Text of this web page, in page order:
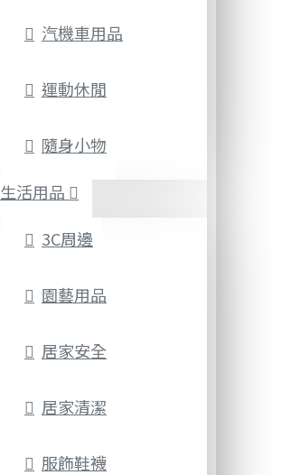
汽機車用品
運動休閒
隨身小物
生活用品
3C周邊
園藝用品
居家安全
居家清潔
服飾鞋襪